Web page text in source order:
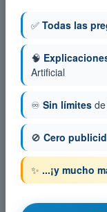
✅ Todas las
🧠
Artificial
♾️ Sin límites
🚫 Cero
✨ ...¡y mucho